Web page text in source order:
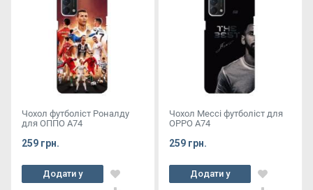
Чохол футболіст Роналду
для ОППО А74
259 грн.
Додати у
кошик
Чохол Мессі футболіст для
OPPO A74
259 грн.
Додати у
кошик